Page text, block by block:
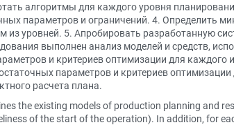
алгоритмы для каждого уровня
параметров и ограничений. 4. Определить
из уровней. 5. Апробировать разработанную
выполнен анализ моделей и средств,
и критериев оптимизации для каждого
параметров и критериев
расчета плана.
the existing models of production planning and
of the start of the operation). In addition, for